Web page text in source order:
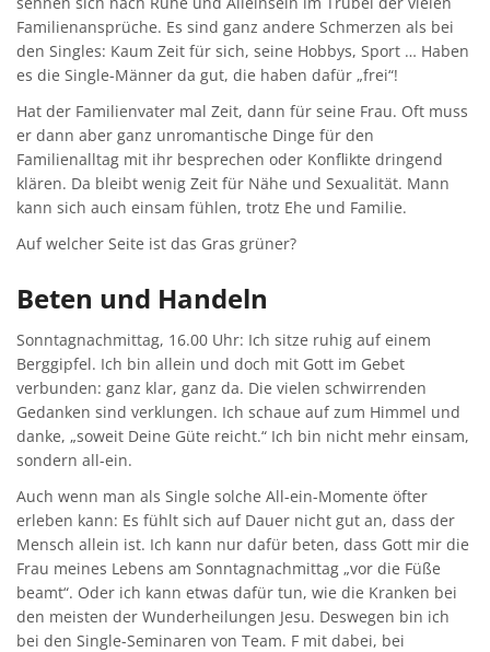
Familienansprüche. Es sind ganz andere Schmerzen als bei
den Singles: Kaum Zeit für sich, seine Hobbys, Sport … Haben
es die Single-Männer da gut, die haben dafür „frei“!
Hat der Familienvater mal Zeit, dann für seine Frau. Oft muss
er dann aber ganz unromantische Dinge für den
Familienalltag mit ihr besprechen oder Konflikte dringend
klären. Da bleibt wenig Zeit für Nähe und Sexualität. Mann
kann sich auch einsam fühlen, trotz Ehe und Familie.
Auf welcher Seite ist das Gras grüner?
Beten und Handeln
Sonntagnachmittag, 16.00 Uhr: Ich sitze ruhig auf einem
Berggipfel. Ich bin allein und doch mit Gott im Gebet
verbunden: ganz klar, ganz da. Die vielen schwirrenden
Gedanken sind verklungen. Ich schaue auf zum Himmel und
danke, „soweit Deine Güte reicht.“ Ich bin nicht mehr einsam,
sondern all-ein.
Auch wenn man als Single solche All-ein-Momente öfter
erleben kann: Es fühlt sich auf Dauer nicht gut an, dass der
Mensch allein ist. Ich kann nur dafür beten, dass Gott mir die
Frau meines Lebens am Sonntagnachmittag „vor die Füße
beamt“. Oder ich kann etwas dafür tun, wie die Kranken bei
den meisten der Wunderheilungen Jesu. Deswegen bin ich
bei den Single-Seminaren von Team. F mit dabei, bei